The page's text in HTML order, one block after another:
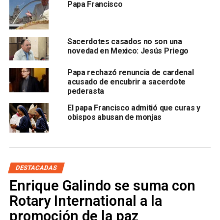
Enfrentó con determinación temas como los abusos
clericales, la corrupción interna y la pérdida de relevancia
institucional, promoviendo una Iglesia más simple, sin
privilegios, y más comprometida con las causas sociales
y ambientales.
Su muerte inicia el periodo de “sede vacante”, durante el
cual cesan las funciones papales y la administración del
Cardenales. El cuerpo del Papa será velado en la Basílica
de Santa María la Mayor, en cumplimiento de su deseo de
un funeral sencillo, alejado del boato tradicional.
Papa Francisco
Sacerdotes casados no son una
novedad en Mexico: Jesús Priego
Papa rechazó renuncia de cardenal
acusado de encubrir a sacerdote
pederasta
El papa Francisco admitió que curas y
obispos abusan de monjas
DESTACADAS
Enrique Galindo se suma con
Rotary International a la
promoción de la paz